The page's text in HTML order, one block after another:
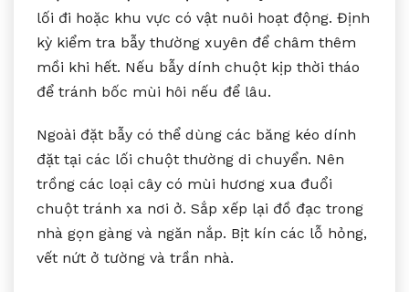
lối đi hoặc khu vực có vật nuôi hoạt động. Định
kỳ kiểm tra bẫy thường xuyên để châm thêm
mồi khi hết. Nếu bẫy dính chuột kịp thời tháo
để tránh bốc mùi hôi nếu để lâu.
Ngoài đặt bẫy có thể dùng các băng kéo dính
đặt tại các lối chuột thường di chuyển. Nên
trồng các loại cây có mùi hương xua đuổi
chuột tránh xa nơi ở. Sắp xếp lại đồ đạc trong
nhà gọn gàng và ngăn nắp. Bịt kín các lỗ hỏng,
vết nứt ở tường và trần nhà.